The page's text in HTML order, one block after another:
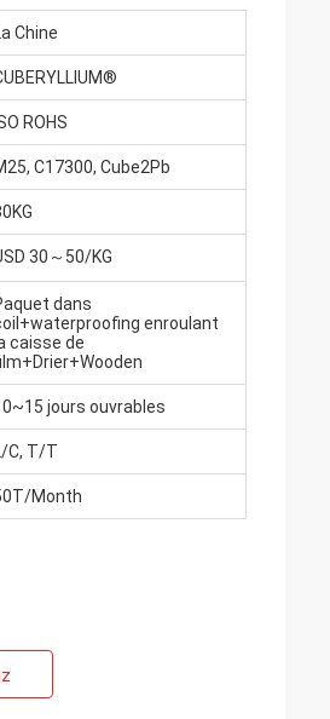
Chine
ROHS
C17300, Cube2Pb
30～50/KG
dans
enroulant
caisse de
jours ouvrables
C, T/T
Month